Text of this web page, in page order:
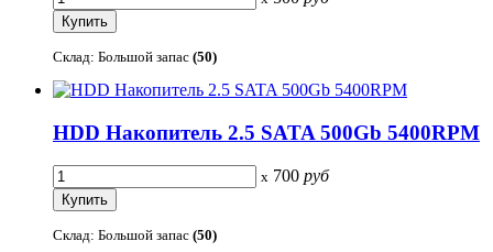
Склад: Большой запас (50)
HDD Накопитель 2.5 SATA 500Gb 5400RPM
x 700 руб
Склад: Большой запас (50)